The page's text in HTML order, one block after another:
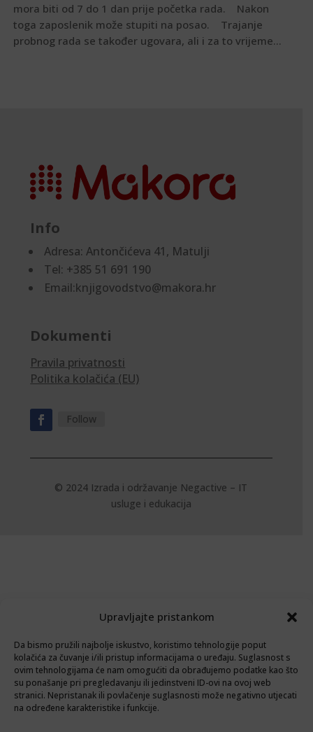
Upravljajte pristankom
Da bismo pružili najbolje iskustvo, koristimo tehnologije poput
kolačića za čuvanje i/ili pristup informacijama o uređaju. Suglasnost s
ovim tehnologijama će nam omogućiti da obrađujemo podatke kao što
su ponašanje pri pregledavanju ili jedinstveni ID-ovi na ovoj web
stranici. Nepristanak ili povlačenje suglasnosti može negativno utjecati
na određene karakteristike i funkcije.
mora biti od 7 do 1 dan prije početka rada. Nakon
toga zaposlenik može stupiti na posao. Trajanje
probnog rada se također ugovara, ali i za to vrijeme...
Info
Adresa:Antončićeva 41, Matulji
Tel: +385 51 691 190
Email:knjigovodstvo@makora.hr
Dokumenti
Pravila privatnosti
Politika kolačića (EU)
Follow
© 2024 Izrada i održavanje Negactive – IT
usluge i edukacija